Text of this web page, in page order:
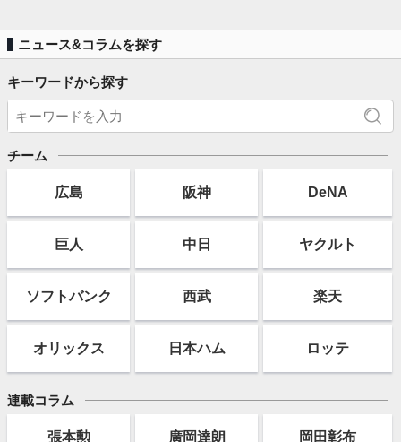
ニュース&コラムを探す
キーワードから探す
チーム
広島 阪神 DeNA
巨人 中日 ヤクルト
ソフトバンク 西武 楽天
オリックス 日本ハム ロッテ
連載コラム
張本勲 廣岡達朗 岡田彰布